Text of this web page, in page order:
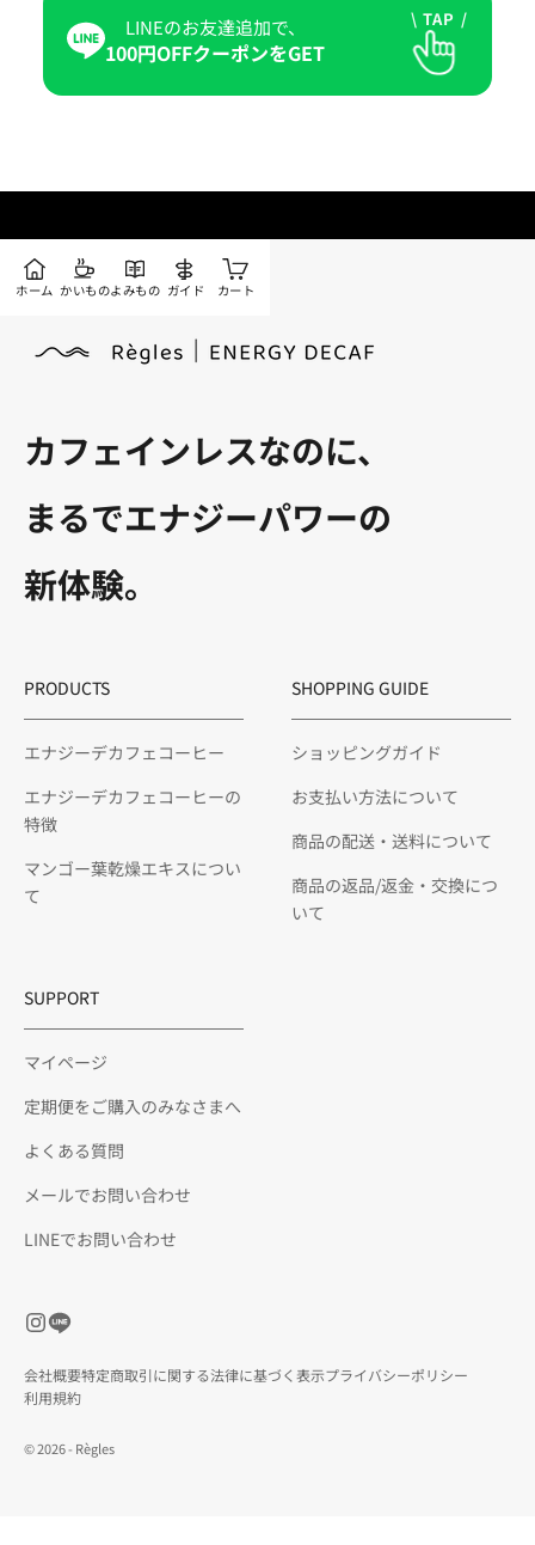
LINEのお友達追加で、
100円OFFクーポンをGET
\ TAP /
ホーム かいものよみもの ガイド カート
カフェインレスなのに、
まるでエナジーパワーの
新体験。
PRODUCTS
エナジーデカフェコーヒー
エナジーデカフェコーヒーの
特徴
マンゴー葉乾燥エキスについ
て
SHOPPING GUIDE
ショッピングガイド
お支払い方法について
商品の配送・送料について
商品の返品/返金・交換につ
いて
SUPPORT
マイページ
定期便をご購入のみなさまへ
よくある質問
メールでお問い合わせ
LINEでお問い合わせ
会社概要特定商取引に関する法律に基づく表示プライバシーポリシー
利用規約
© 2026 - Règles